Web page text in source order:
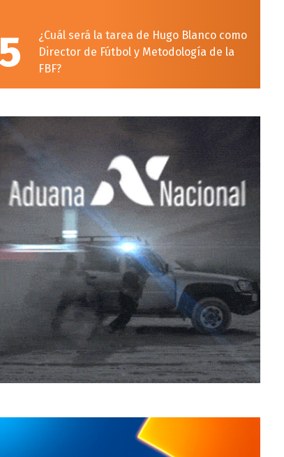
¿Cuál será la tarea de Hugo Blanco como
Director de Fútbol y Metodología de la
FBF?